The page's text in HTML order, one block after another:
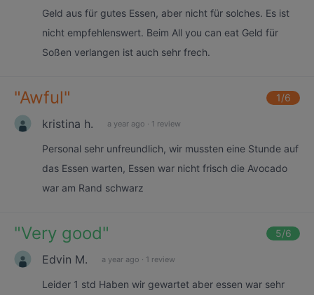
Geld aus für gutes Essen, aber nicht für solches. Es ist
nicht empfehlenswert. Beim All you can eat Geld für
Soßen verlangen ist auch sehr frech.
"Awful" 1/6
kristina h. a year ago · 1 review
Personal sehr unfreundlich, wir mussten eine Stunde auf
das Essen warten, Essen war nicht frisch die Avocado
war am Rand schwarz
"Very good" 5/6
Edvin M. a year ago · 1 review
Leider 1 std Haben wir gewartet aber essen war sehr